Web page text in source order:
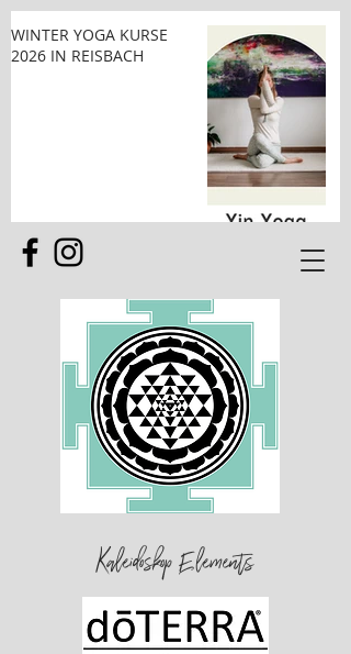
WINTER YOGA KURSE
2026 IN REISBACH
Kaleidoskop Elements